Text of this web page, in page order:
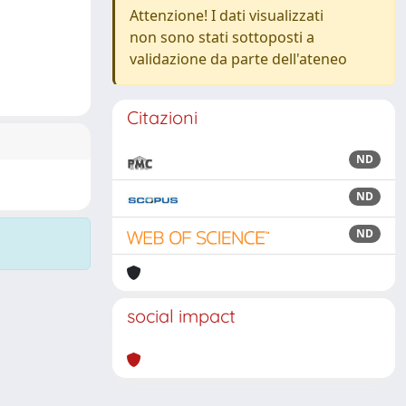
Attenzione! I dati visualizzati
non sono stati sottoposti a
validazione da parte dell'ateneo
Citazioni
ND
ND
ND
social impact